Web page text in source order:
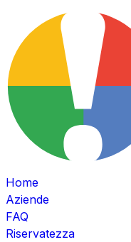
Home
Aziende
FAQ
Riservatezza